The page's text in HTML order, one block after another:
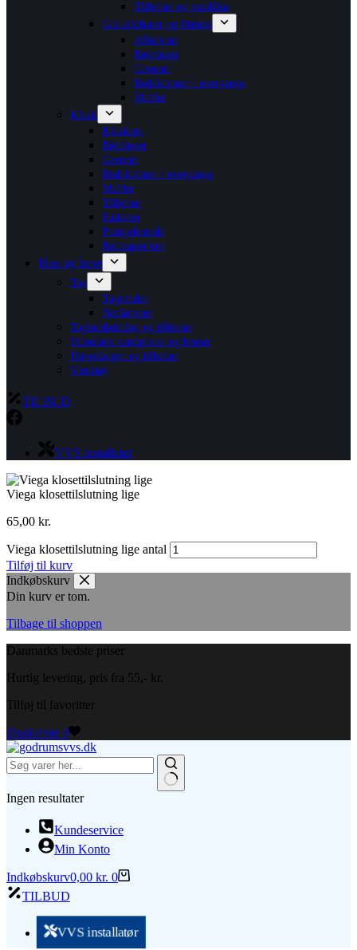
Tilbehør og vandlåse
Grå afløbsrør og fittings
Afløbsrør
Bøjninger
Grenrør
Reduktioner / overgange
Muffer
Kloak
Kloakrør
Bøjninger
Grenrør
Reduktioner / overgange
Muffer
Tilbehør
Faskiner
Pumpebrønde
Rottespærrere
Hus og have
Tag
Tagrender
Nedløbsrør
Taginddækning og tilbehør
Udendørs vandposter og bruser
Haveslanger og tilbehør
Værktøj
TILBUD
VVS installatør
Viega klosettilslutning lige
65,00 kr.
Viega klosettilslutning lige antal
Tilføj til kurv
Indkøbskurv
Din kurv er tom.
Tilbage til shoppen
Danmarks bedste priser
Hurtig levering, pris fra 55,- kr.
Tilføj til favoritter
Ønskeliste 0
Ingen resultater
Kundeservice
Min Konto
Indkøbskurv0,00 kr. 0
TILBUD
VVS installatør